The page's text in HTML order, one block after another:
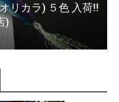
リカラ) ５色 入荷!!
)